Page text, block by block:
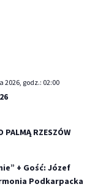
2026, godz.: 02:00
PALMĄ RZESZÓW
+ Gość: Józef
Podkarpacka